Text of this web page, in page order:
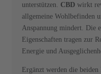
unterstützen. CBD wirkt
allgemeine Wohlbefinden
Anspannung mindert. Die
Eigenschaften tragen zur
Energie und
Ergänzt werden die